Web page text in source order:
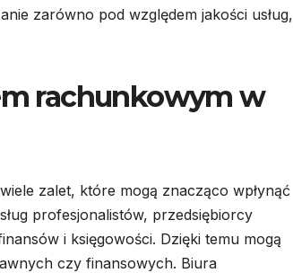
zarówno pod względem jakości usług,
rachunkowym w
zalet, które mogą znacząco wpłynąć
profesjonalistów, przedsiębiorcy
i księgowości. Dzięki temu mogą
czy finansowych. Biura